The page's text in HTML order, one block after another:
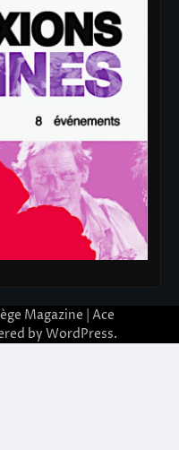
Magazine | Ace
by WordPress.